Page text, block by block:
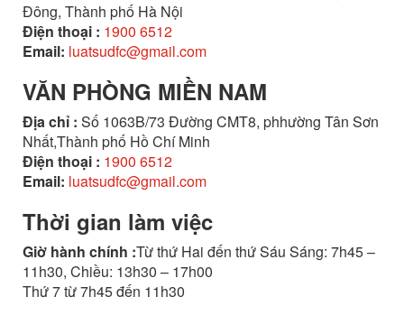
Đông, Thành phố Hà Nội
Điện thoại : 1900 6512
Email: luatsudfc@gmail.com
VĂN PHÒNG MIỀN NAM
Địa chỉ : Số 1063B/73 Đường CMT8, phhường Tân Sơn
Nhất,Thành phố Hồ Chí Minh
Điện thoại : 1900 6512
Email: luatsudfc@gmail.com
Thời gian làm việc
Giờ hành chính :Từ thứ Hai đến thứ Sáu Sáng: 7h45 –
11h30, Chiều: 13h30 – 17h00
Thứ 7 từ 7h45 đến 11h30